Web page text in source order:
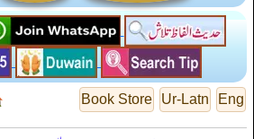
Eng
Ur-Latn
Book Store